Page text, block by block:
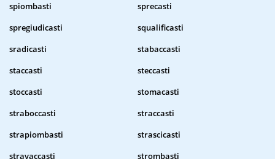
spiombasti
sprecasti
spregiudicasti
squalificasti
sradicasti
stabaccasti
staccasti
steccasti
stoccasti
stomacasti
straboccasti
straccasti
strapiombasti
strascicasti
stravaccasti
strombasti